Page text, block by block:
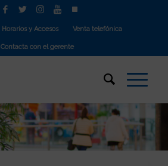
Horarios y Accesos Venta telefónica
Contacta con el gerente